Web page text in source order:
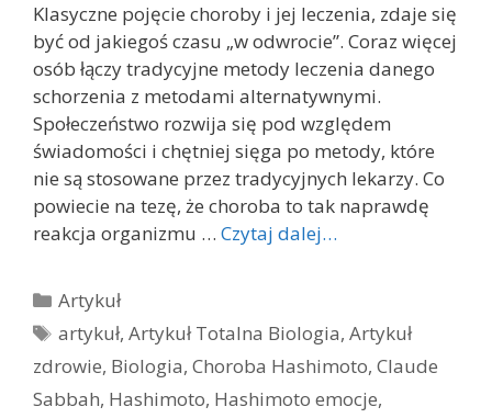
Klasyczne pojęcie choroby i jej leczenia, zdaje się
być od jakiegoś czasu „w odwrocie”. Coraz więcej
osób łączy tradycyjne metody leczenia danego
schorzenia z metodami alternatywnymi.
Społeczeństwo rozwija się pod względem
świadomości i chętniej sięga po metody, które
nie są stosowane przez tradycyjnych lekarzy. Co
powiecie na tezę, że choroba to tak naprawdę
reakcja organizmu … Czytaj dalej…
Kategorie
Artykuł
Tagi
artykuł,Artykuł Totalna Biologia,Artykuł
zdrowie, Biologia, Choroba Hashimoto, Claude
Sabbah, Hashimoto, Hashimoto emocje,